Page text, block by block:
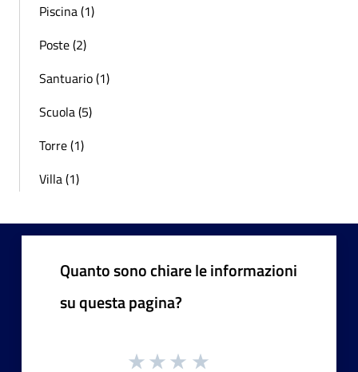
Piscina (1)
Poste (2)
Santuario (1)
Scuola (5)
Torre (1)
Villa (1)
Quanto sono chiare le informazioni
su questa pagina?